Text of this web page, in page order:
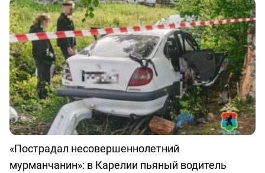
«Пострадал несовершеннолетний
мурманчанин»: в Карелии пьяный водитель